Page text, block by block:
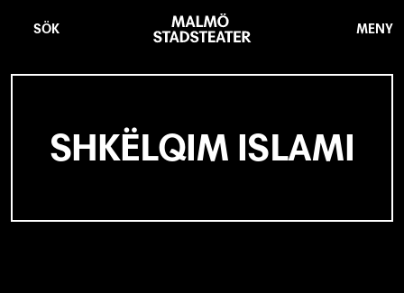
SÖK
Stadsteater
MENY
SHKËLQIM ISLAMI